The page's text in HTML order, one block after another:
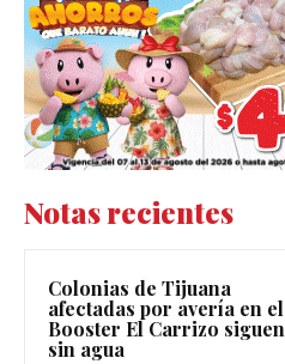
Notas recientes
Colonias de Tijuana
afectadas por avería en el
Booster El Carrizo siguen
sin agua